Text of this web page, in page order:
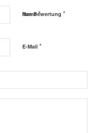
Name*
E-Mail *
Ihre Bewertung *